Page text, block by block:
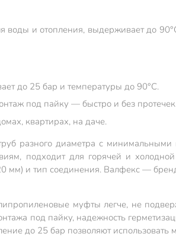
и отопления, выдерживает до
до 25 бар и температуры до 90°C.
под пайку — быстро и без
квартирах, на даче.
разного диаметра с минимальными
подходит для горячей и
и тип соединения. Валфекс —
муфты легче, не
под пайку, надежность
до 25 бар позволяют